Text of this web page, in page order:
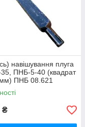
навішування плуга
ПНБ-5-40 (квадрат
ПНБ 08.621
₴